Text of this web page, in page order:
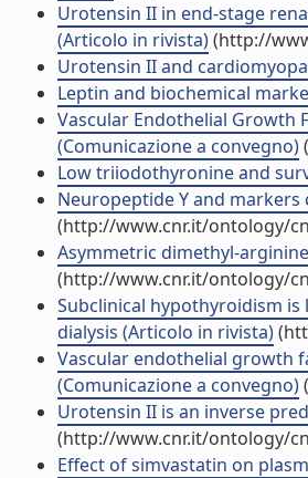
Urotensin II in end-stage
(Articolo in rivista)(http://
Urotensin II and
Leptin and biochemical
Vascular Endothelial Growth
(Comunicazione a convegno)
Low triiodothyronine and
Neuropeptide Y and
(http://www.cnr.it/ontology/
Asymmetric dimethyl-
(http://www.cnr.it/ontology/
Subclinical hypothyroidism
dialysis (Articolo in rivista)
Vascular endothelial growth
(Comunicazione a convegno)
Urotensin II is an inverse
(http://www.cnr.it/ontology/
Effect of simvastatin on